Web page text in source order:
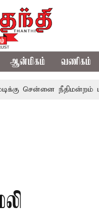
ஆன்மிகம் வணிகம்
நீதிமன்றம்